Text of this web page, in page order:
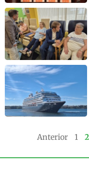
Anterior 1 2